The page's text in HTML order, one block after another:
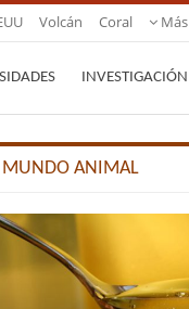
Volcán Coral Más
INVESTIGACIÓN
ANIMAL